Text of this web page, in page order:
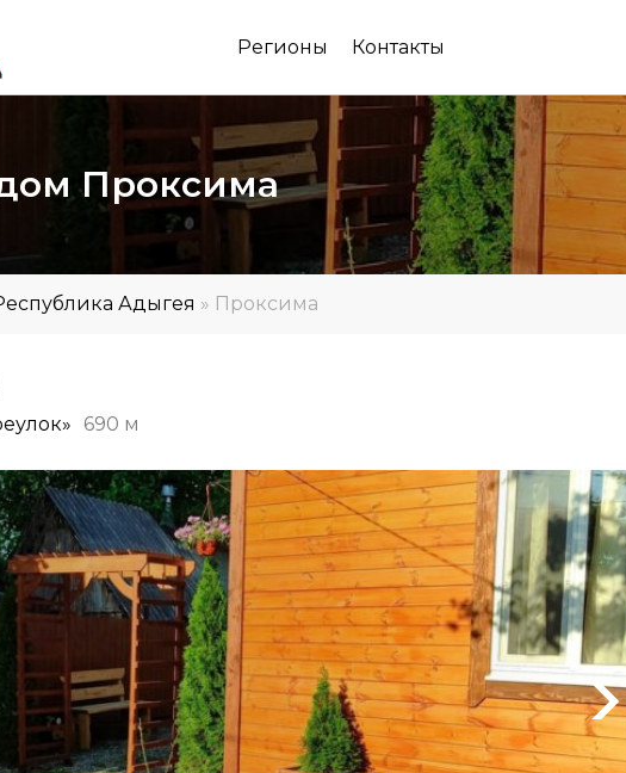
Регионы Контакты
дом Проксима
Адыгея » Проксима
690 м
Next